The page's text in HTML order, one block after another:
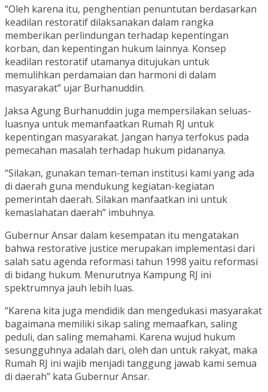
“Oleh karena itu, penghentian penuntutan berdasarkan
keadilan restoratif dilaksanakan dalam rangka
memberikan perlindungan terhadap kepentingan
korban, dan kepentingan hukum lainnya. Konsep
keadilan restoratif utamanya ditujukan untuk
memulihkan perdamaian dan harmoni di dalam
masyarakat” ujar Burhanuddin.
Jaksa Agung Burhanuddin juga mempersilakan seluas-
luasnya untuk memanfaatkan Rumah RJ untuk
kepentingan masyarakat. Jangan hanya terfokus pada
pemecahan masalah terhadap hukum pidananya.
“Silakan, gunakan teman-teman institusi kami yang ada
di daerah guna mendukung kegiatan-kegiatan
pemerintah daerah. Silakan manfaatkan ini untuk
kemaslahatan daerah” imbuhnya.
Gubernur Ansar dalam kesempatan itu mengatakan
bahwa restorative justice merupakan implementasi dari
salah satu agenda reformasi tahun 1998 yaitu reformasi
di bidang hukum. Menurutnya Kampung RJ ini
spektrumnya jauh lebih luas.
“Karena kita juga mendidik dan mengedukasi masyarakat
bagaimana memiliki sikap saling memaafkan, saling
peduli, dan saling memahami. Karena wujud hukum
sesungguhnya adalah dari, oleh dan untuk rakyat, maka
Rumah RJ ini wajib menjadi tanggung jawab kami semua
di daerah” kata Gubernur Ansar.